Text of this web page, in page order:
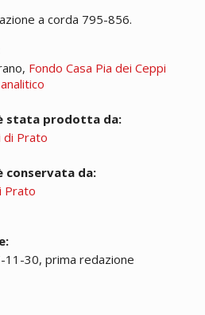
a corda 795-856.
Fondo Casa Pia dei Ceppi
stata prodotta da:
di Prato
conservata da:
Prato
11-30, prima redazione